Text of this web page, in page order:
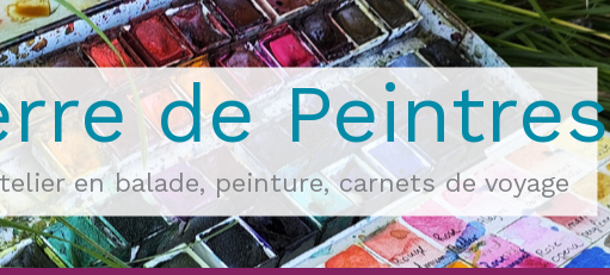
de Peintres
en balade, peinture, carnets de voyage